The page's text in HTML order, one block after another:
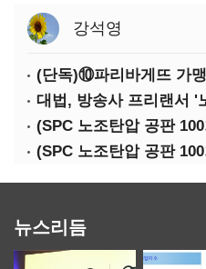
강석영
뉴스리듬